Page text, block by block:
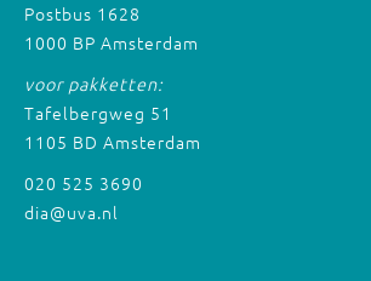
Postbus 1628
1000 BP Amsterdam
voor pakketten:
Tafelbergweg 51
1105 BD Amsterdam
020 525 3690
dia@uva.nl